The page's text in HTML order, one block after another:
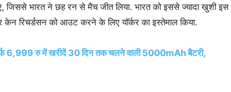
जिससे भारत ने छह रन से मैच जीत लिया. भारत को इससे ज्यादा खुशी इस
केन रिचर्डसन को आउट करने के लिए यॉर्कर का इस्तेमाल किया.
6,999 रु में खरीदें 30 दिन तक चलने वाली 5000mAh बैटरी,